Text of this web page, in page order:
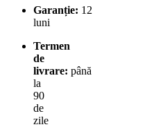
Garanție: 12
luni
Termen
de
livrare: până
la
90
de
zile